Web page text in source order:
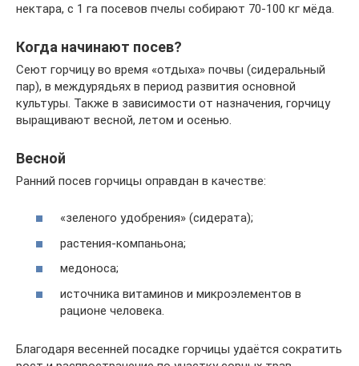
нектара, с 1 га посевов пчелы собирают 70-100 кг мёда.
Когда начинают посев?
Сеют горчицу во время «отдыха» почвы (сидеральный
пар), в междурядьях в период развития основной
культуры. Также в зависимости от назначения, горчицу
выращивают весной, летом и осенью.
Весной
Ранний посев горчицы оправдан в качестве:
«зеленого удобрения» (сидерата);
растения-компаньона;
медоноса;
источника витаминов и микроэлементов в
рационе человека.
Благодаря весенней посадке горчицы удаётся сократить